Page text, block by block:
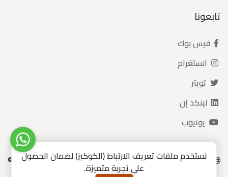
تابعونا
فيس بوك
انستغرام
تويتر
لينكد إن
يوتيوب
العربية
الانجليزية
جميع الحقوق محفوظة 2020 - 2026 ©
نستخدم ملفات تعريف الارتباط (الكوكيز) لضمان الحصول
على تجربة متميزة.